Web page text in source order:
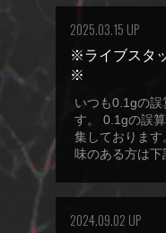
2025.03.15 UP
※ライブスタ
※
いつも0.1gの誤
す。 0.1gの誤
集しておりま
味のある方は
2024.09.02 UP